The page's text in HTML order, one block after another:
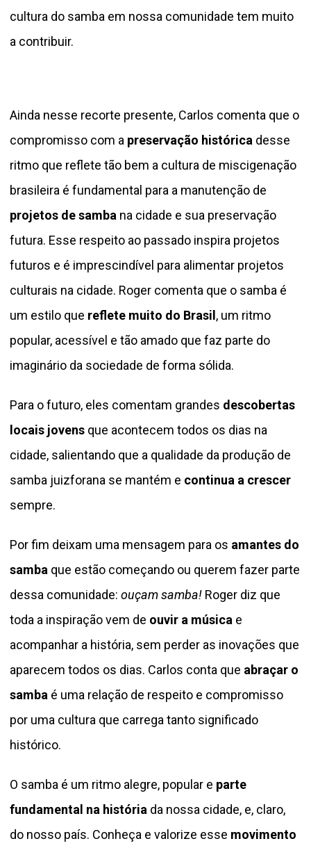
cultura do samba em nossa comunidade tem muito
a contribuir.
Ainda nesse recorte presente, Carlos comenta que o
compromisso com a preservação histórica desse
ritmo que reflete tão bem a cultura de miscigenação
brasileira é fundamental para a manutenção de
projetos de samba na cidade e sua preservação
futura. Esse respeito ao passado inspira projetos
futuros e é imprescindível para alimentar projetos
culturais na cidade. Roger comenta que o samba é
um estilo que reflete muito do Brasil , um ritmo
popular, acessível e tão amado que faz parte do
imaginário da sociedade de forma sólida.
Para o futuro, eles comentam grandes descobertas
locais jovens que acontecem todos os dias na
cidade, salientando que a qualidade da produção de
samba juizforana se mantém e continua a crescer
sempre.
Por fim deixam uma mensagem para os amantes do
samba que estão começando ou querem fazer parte
dessa comunidade: ouçam samba! Roger diz que
toda a inspiração vem de ouvir a música e
acompanhar a história, sem perder as inovações que
aparecem todos os dias. Carlos conta que abraçar o
samba é uma relação de respeito e compromisso
por uma cultura que carrega tanto significado
histórico.
O samba é um ritmo alegre, popular e parte
fundamental na história da nossa cidade, e, claro,
do nosso país. Conheça e valorize esse movimento